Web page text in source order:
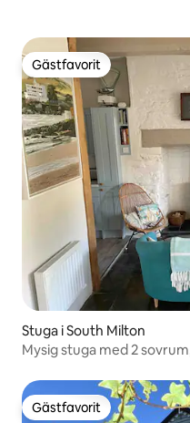
Gästfavorit
Gästfavorit
Stuga i South Milton
Mysig stuga med 2
Gästfavorit
Gästfavorit